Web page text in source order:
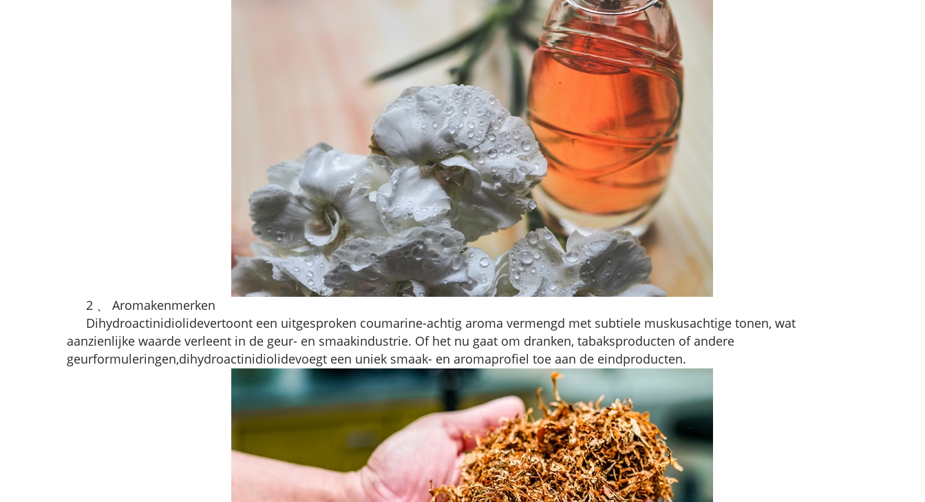
2 、 Aromakenmerken
Dihydroactinidiolidevertoont een uitgesproken coumarine-achtig aroma vermengd met subtiele muskusachtige tonen, wat
aanzienlijke waarde verleent in de geur- en smaakindustrie. Of het nu gaat om dranken, tabaksproducten of andere
geurformuleringen,dihydroactinidiolidevoegt een uniek smaak- en aromaprofiel toe aan de eindproducten.